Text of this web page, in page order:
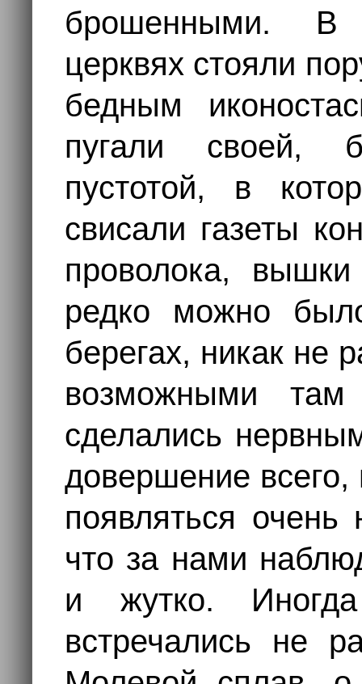
брошенными. В
церквях стояли
бедным
пугали своей,
пустотой, в
свисали газеты
проволока,
редко можно
берегах, никак не
возможными
сделались
довершение всего,
появляться
что за нами
и жутко.
встречались не